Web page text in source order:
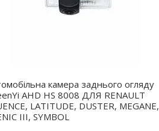
камера заднього огляду
AHD HS 8008 ДЛЯ RENAULT
LATITUDE, DUSTER, MEGANE,
III, SYMBOL